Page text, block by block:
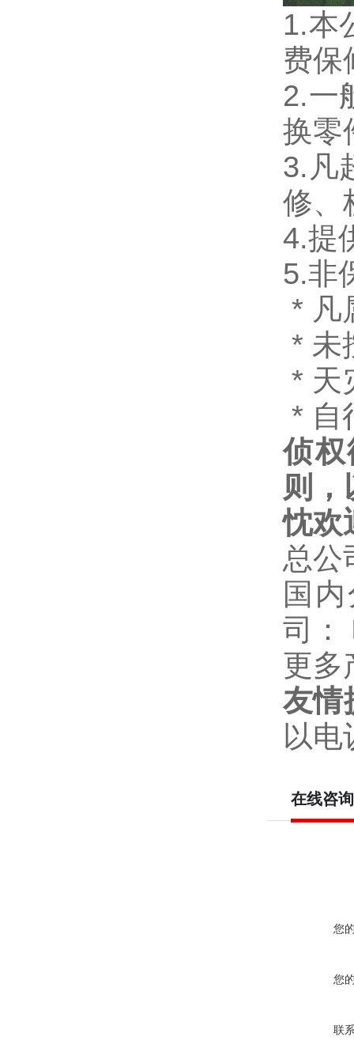
1.本
费保
2.一
换零
3.凡
修、
4.提
5.非
* 凡
* 未
* 天
* 自
侦
则
忱欢
总公
国
司：
更多
友情
以电
在线咨询
您
您
联